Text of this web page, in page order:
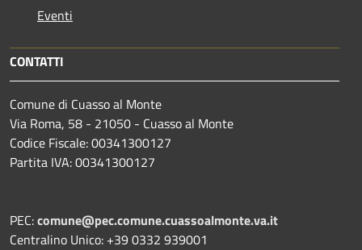
Eventi
CONTATTI
Comune di Cuasso al Monte
Via Roma, 58 - 21050 - Cuasso al Monte
Codice Fiscale: 00341300127
Partita IVA: 00341300127
PEC:comune@pec.comune.cuassoalmonte.va.it
Centralino Unico: +39 0332 939001